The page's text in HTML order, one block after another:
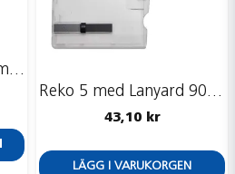
fråga
Kongressbricka 60x40mm, säkerhetsnål, clip
Reko 5 med Lanyard 90 cm
43,10 kr
LÄGG I VARUKORGEN